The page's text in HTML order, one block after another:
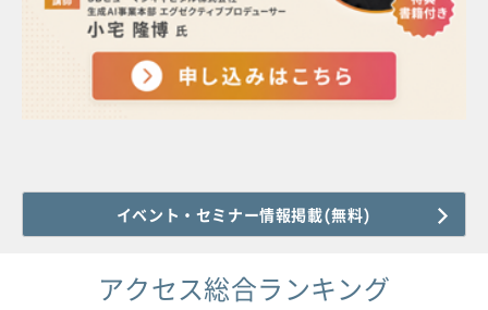
イベント・セミナー情報掲載(無料)
アクセス総合ランキング